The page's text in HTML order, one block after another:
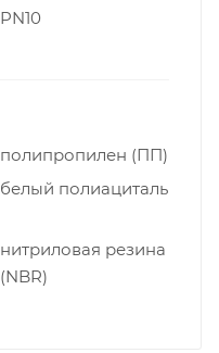
PN10
полипропилен (ПП)
белый полиациталь
нитриловая резина
(NBR)